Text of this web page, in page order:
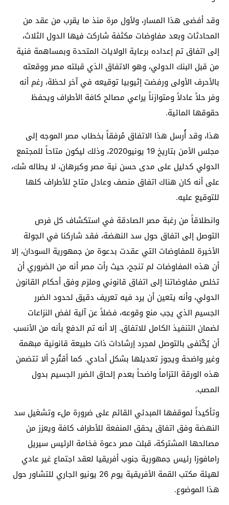
وقد أفضى هذا المسار، ولأول مرة منذ ما يقرب من عقد من
المحادثات وبعد مفاوضات مكثفة شاركت فيها الدول الثلاث،
إلى اتفاق تم إعداده برعاية الولايات المتحدة وبمساهمة فنية
من قبل البنك الدولي، وهو الاتفاق الذي قبلته مصر ووقعته
بالأحرف الأولى ورفضت إثيوبيا توقيعه في آخر لحظة، رغم أنه
وفر حلاً عادلاً ومتوازناً يراعي مصالح كافة الأطراف ويحفظ
حقوقها المائية.
هذا، وقد أُرسل هذا الاتفاق مُرفقاً بخطاب مصر الموجه إلى
مجلس الأمن بتاريخ 19 يونيو2020، وذلك ليكون متاحاً للمجتمع
الدولي كدليل على مدى حسن نية مصر وكبرهان، لا يطاله شك،
على أنه كان هناك اتفاق منصف وعادل متاح للأطراف كلها
للتوقيع عليه.
وانطلاقاً من رغبة مصر الصادقة في استكشاف كل فرص
التوصل إلى اتفاق حول سد النهضة، فقد شاركنا في الجولة
الأخيرة للمفاوضات التي عقدت بدعوة من جمهورية السودان، إلا
أن هذه المفاوضات لم تنجح، حيث رأت مصر أنه من الضروري أن
تخلص مفاوضاتنا إلى اتفاق قانوني وملزم وفق أحكام القانون
الدولي، وأنه يتعين أن يرد فيه تعريف دقيق لحدود الضرر
الجسيم الذي يجب منع وقوعه، فضلاً عن آلية لفض النزاعات
لضمان التنفيذ الكامل للاتفاق. إلا أنه تم الدفع بأنه من الأنسب
أن يُكْتفى بالتوصل لمجرد إرشادات ذات طبيعة قانونية مبهمة
وغير واضحة ويجوز تعديلها بشكل أحادي. كما أقتُرح ألا تتضمن
هذه الورقة التزاماً واضحاً بعدم إلحاق الضرر الجسيم بدول
المصب.
وتأكيداً لموقفها المبدئي القائم على ضرورة ملء وتشغيل سد
النهضة وفق اتفاق يحقق المنفعة للأطراف كافة ويعزز من
مصالحها المشتركة، قبلت مصر دعوة فخامة الرئيس سيريل
رامافوزا رئيس جمهورية جنوب أفريقيا لعقد اجتماع غير عادي
لهيئة مكتب القمة الأفريقية يوم 26 يونيو الجاري للتشاور حول
هذا الموضوع.